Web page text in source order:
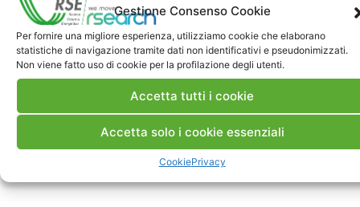
Gestione Consenso Cookie
Per fornire una migliore esperienza, utilizziamo cookie che elaborano
statistiche di navigazione tramite dati non identificativi e pseudonimizzati.
Non viene fatto uso di cookie per la profilazione degli utenti.
Accetta tutti i cookie
Accetta solo i cookie essenziali
CookiePrivacy
A. Gargiulo, M. Aiello, L. Stucchi, M. Vergata e M.
Volonterio, « Il geoportale RdS su FER e
Territorio,» Ricerca di Sistema, RSE, n. 21010331,
Milano, 2021.
Sito Web ai-SEN